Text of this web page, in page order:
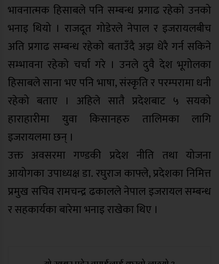
भावनात्मक हिसाबले पनि सम्बन्ध प्रगाढ रहेको उनको
भनाइ थियो । राजदूत गोडेरले नेपाल र इजरायलबीच
अति प्रगाढ सम्बन्ध रहेको बताउँदै अझ धेरै गर्न सकिने
सम्भावना रहेको चर्चा गरे । उनले दुवै देश भूगोलका
हिसाबले साना भए पनि भाषा, संस्कृति र परम्परामा धनी
रहेको बताए । अहिले सातै प्रदेशबाट ५ सयको
हाराहारीमा युवा किसानहरु तालिमका लागि
इजरायलमा छन् ।
उक्त अवसरमा गण्डकी प्रदेश नीति तथा योजना
आयोगका उपाध्यक्ष डा. रघुराज काफ्ले, प्रदेशका निमित्त
प्रमुख सचिव रामचन्द्र ढकालले नेपाल इजरायल सम्बन्ध
र सहकार्यका बारेमा भनाइ राखेका थिए ।